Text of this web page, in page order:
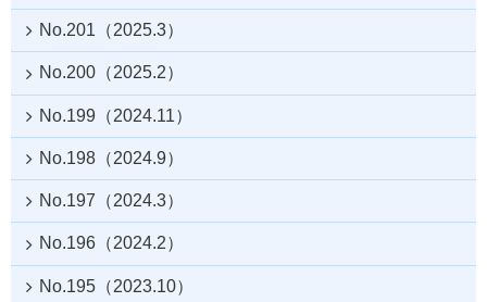
No.201（2025.3）
No.200（2025.2）
No.199（2024.11）
No.198（2024.9）
No.197（2024.3）
No.196（2024.2）
No.195（2023.10）